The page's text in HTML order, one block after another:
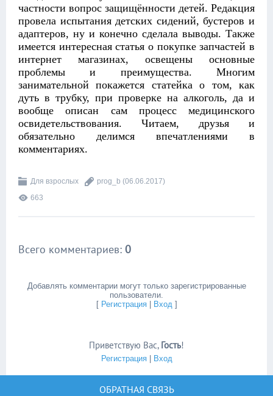
частности вопрос защищённости детей. Редакция
провела испытания детских сидений, бустеров и
адаптеров, ну и конечно сделала выводы. Также
имеется интересная статья о покупке запчастей в
интернет магазинах, освещены основные
проблемы и преимущества. Многим
занимательной покажется статейка о том, как
дуть в трубку, при проверке на алкоголь, да и
вообще описан сам процесс медицинского
освидетельствования. Читаем, друзья и
обязательно делимся впечатлениями в
комментариях.
Для взрослых prog_b (06.06.2017)
663
Всего комментариев: 0
Добавлять комментарии могут только зарегистрированные
пользователи.
[ Регистрация| Вход]
Приветствую Вас, Гость!
Регистрация| Вход
ОБРАТНАЯ СВЯЗЬ